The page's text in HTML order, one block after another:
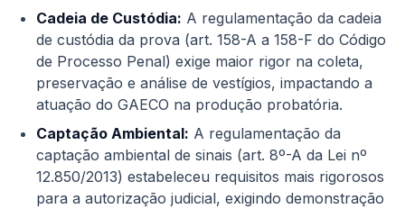
Cadeia de Custódia: A regulamentação da cadeia
de custódia da prova (art. 158-A a 158-F do Código
de Processo Penal) exige maior rigor na coleta,
preservação e análise de vestígios, impactando a
atuação do GAECO na produção probatória.
Captação Ambiental: A regulamentação da
captação ambiental de sinais (art. 8º-A da Lei nº
12.850/2013) estabeleceu requisitos mais rigorosos
para a autorização judicial, exigindo demonstração